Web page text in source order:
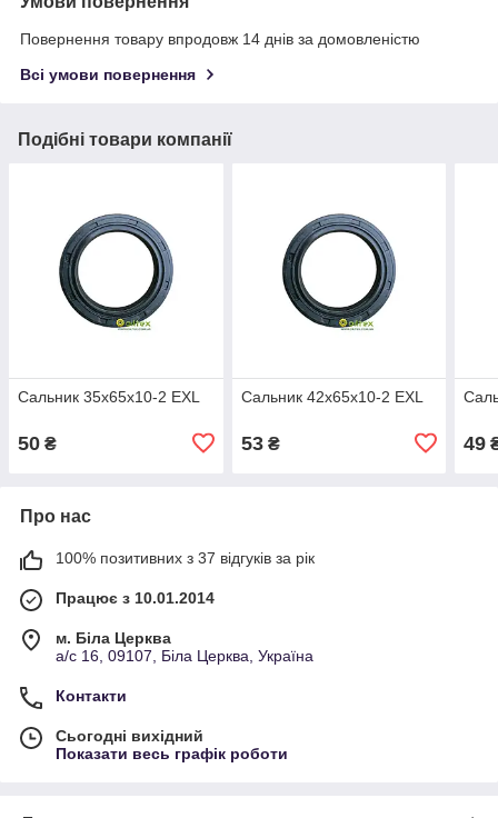
Повернення товару впродовж 14 днів за домовленістю
Всі умови повернення
Подібні товари компанії
Сальник 35х65х10-2 EXL
50 ₴
Сальник 42х65х10-2 EXL
53₴ 49
Про нас
100% позитивних з 37 відгуків за рік
Працює з 10.01.2014
м. Біла Церква
а/с 16, 09107, Біла Церква, Україна
Контакти
Сьогодні вихідний
Показати весь графік роботи